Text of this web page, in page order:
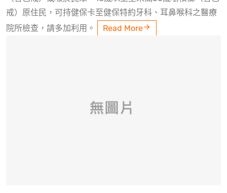
戒）原住民，可持健保卡至健保特約牙科、耳鼻喉科之醫療
院所檢查，請多加利用。
Read More